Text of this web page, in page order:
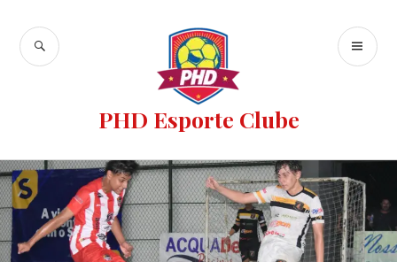
PHD Esporte Clube